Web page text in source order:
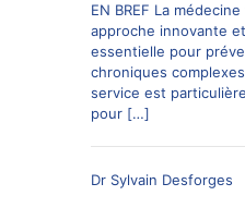
EN BREF La
approche innovante
essentielle pour
chroniques
service est
pour […]
Dr Sylvain Desforges